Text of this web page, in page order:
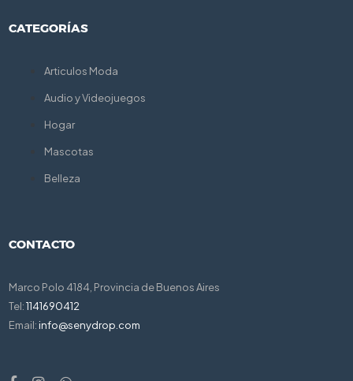
CATEGORÍAS
Articulos Moda
Audio y Videojuegos
Hogar
Mascotas
Belleza
CONTACTO
Marco Polo 4184, Provincia de Buenos Aires
Tel:1141690412
Email: info@senydrop.com